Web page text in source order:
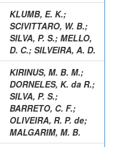
KLUMB, E. K.;
SCIVITTARO, W. B.;
SILVA, P. S.; MELLO,
D. C.; SILVEIRA, A. D.
KIRINUS, M. B. M.;
DORNELES, K. da R.;
SILVA, P. S.;
BARRETO, C. F.;
OLIVEIRA, R. P. de;
MALGARIM, M. B.